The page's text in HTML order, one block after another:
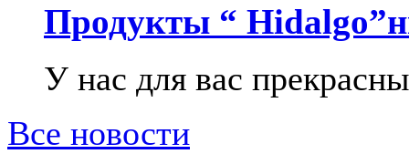
Продукты “
У нас для вас
Все новости